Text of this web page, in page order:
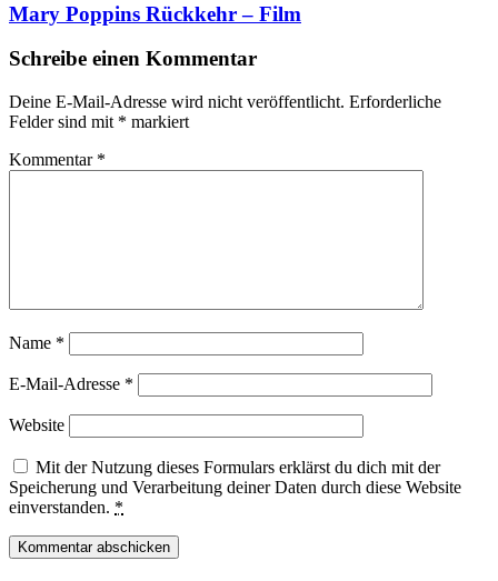
Mary Poppins Rückkehr – Film
Schreibe einen Kommentar
Deine E-Mail-Adresse wird nicht veröffentlicht. Erforderliche
Felder sind mit * markiert
Kommentar *
Name *
E-Mail-Adresse *
Website
Mit der Nutzung dieses Formulars erklärst du dich mit der
Speicherung und Verarbeitung deiner Daten durch diese Website
einverstanden. *